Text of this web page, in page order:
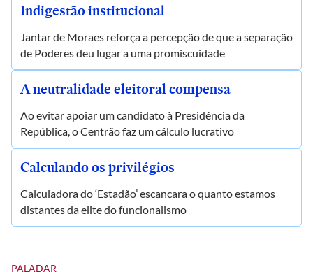
Indigestão institucional
Jantar de Moraes reforça a percepção de que a separação
de Poderes deu lugar a uma promiscuidade
A neutralidade eleitoral compensa
Ao evitar apoiar um candidato à Presidência da
República, o Centrão faz um cálculo lucrativo
Calculando os privilégios
Calculadora do ‘Estadão’ escancara o quanto estamos
distantes da elite do funcionalismo
PALADAR